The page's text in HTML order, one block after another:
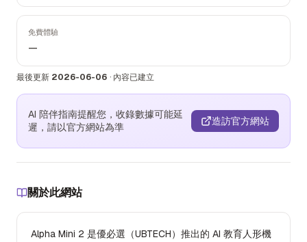
免費體驗
—
最後更新 2026-06-06 · 內容已建立
AI 陪伴指南提醒您，收錄數據可能延
遲，請以官方網站為準
造訪官方網站
關於此網站
Alpha Mini 2 是優必選（UBTECH）推出的 AI 教育人形機